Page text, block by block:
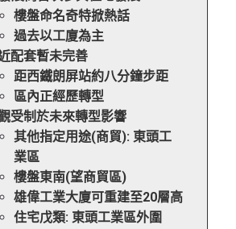
樓盤命名奇特掀熱話
過去以工廈為主
配套暫未完善
距西鐵朗屏站約八分鐘步距
區內正經歷轉型
受制於未來轉型影響
其他指定用途(商貿): 東頭工
業區
樓盤東南(望商貿區)
雄偉工業大廈可重建至20層高
住宅戊類: 東頭工業區外圍